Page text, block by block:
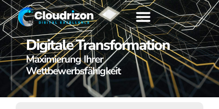
Digitale Transformation
Maximierung Ihrer
Wettbewerbsfähigkeit